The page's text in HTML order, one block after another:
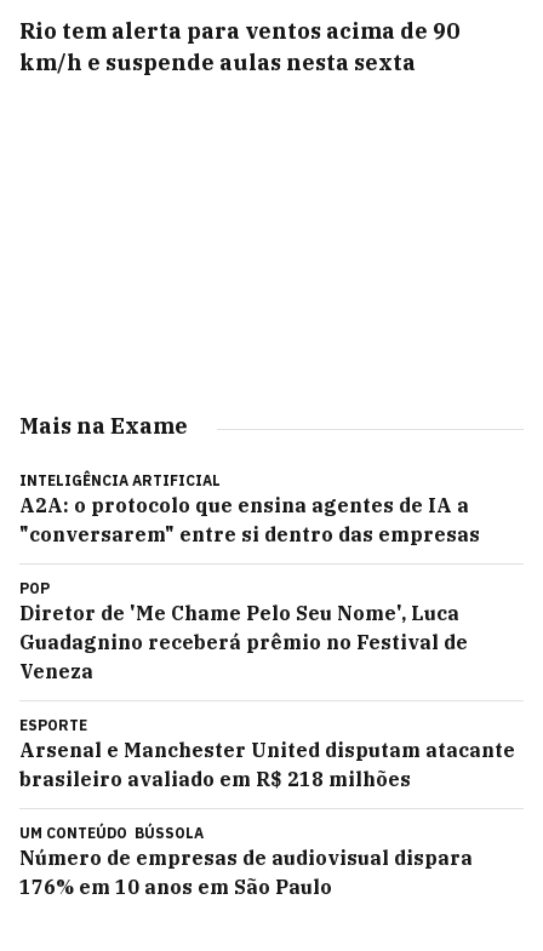
Rio tem alerta para ventos acima de 90
km/h e suspende aulas nesta sexta
Mais na Exame
INTELIGÊNCIA ARTIFICIAL
A2A: o protocolo que ensina agentes de IA a
"conversarem" entre si dentro das empresas
POP
Diretor de 'Me Chame Pelo Seu Nome', Luca
Guadagnino receberá prêmio no Festival de
Veneza
ESPORTE
Arsenal e Manchester United disputam atacante
brasileiro avaliado em R$ 218 milhões
UM CONTEÚDO BÚSSOLA
Número de empresas de audiovisual dispara
176% em 10 anos em São Paulo